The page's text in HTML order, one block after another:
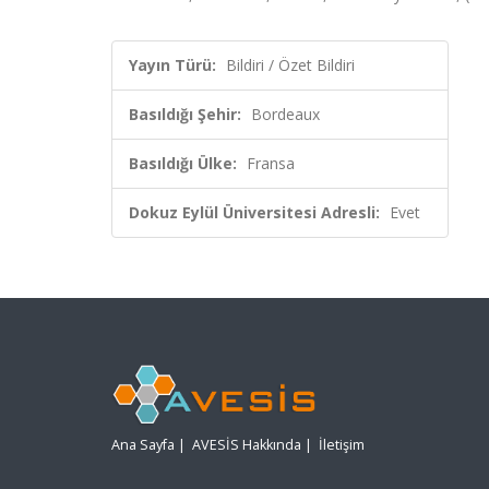
Yayın Türü: Bildiri / Özet Bildiri
Basıldığı Şehir: Bordeaux
Basıldığı Ülke: Fransa
Dokuz Eylül Üniversitesi Adresli: Evet
Ana Sayfa | AVESİS Hakkında | İletişim